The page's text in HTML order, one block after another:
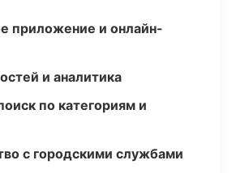
приложение и онлайн-
и аналитика
по категориям и
с городскими службами